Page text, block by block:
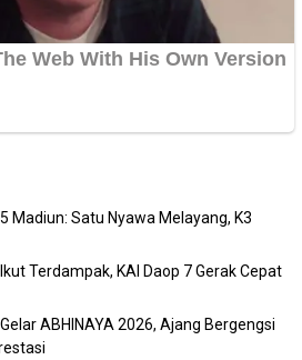
Madiun: Satu Nyawa Melayang, K3
Terdampak, KAI Daop 7 Gerak Cepat
ABHINAYA 2026, Ajang Bergengsi